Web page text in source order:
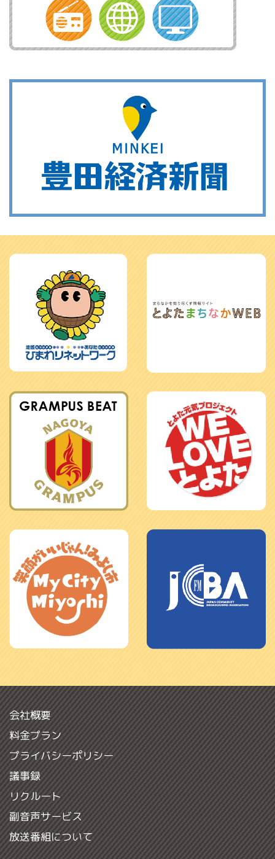
会社概要
料金プラン
プライバシーポリシー
議事録
リクルート
副音声サービス
放送番組について